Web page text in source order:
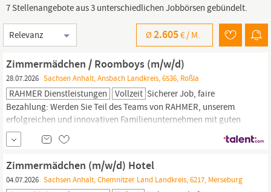
7 Stellenangebote aus 3 unterschiedlichen Jobbörsen gebündelt.
Sortierung
Ø2.605€ / M.
Zimmermädchen / Roomboys (m/w/d)
28.07.2026 Sachsen Anhalt, Ansbach Landkreis, 6536, Roßla
RAHMER Dienstleistungen Vollzeit Sicherer Job, faire
Bezahlung: Werden Sie Teil des Teams von RAHMER, unserem
erfolgreichen und innovativen Familienunternehmen mit guten
Aufstiegsmöglichkeiten! Wir suchen in Dessau eine n
Zimmermädchen / Roomboys (m/w/d) (Vollzeit, Teilzeit) Wir
bieten Ihnen: 30 Tage Urlaub Eine intensive Einarbeitung und
Betreuung bei vollem Gehalt Gute Entwicklungs-...
Zimmermädchen (m/w/d) Hotel
04.07.2026 Sachsen Anhalt, Chemnitzer Land Landkreis, 6217, Merseburg